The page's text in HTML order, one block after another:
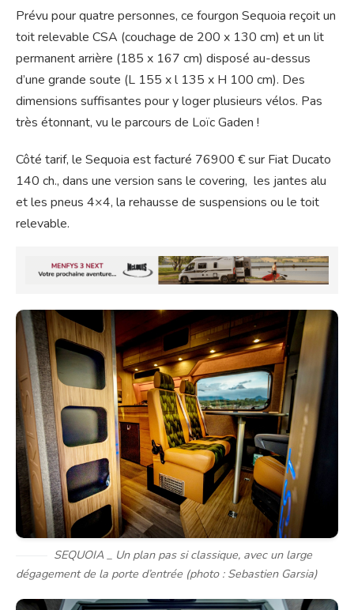
Prévu pour quatre personnes, ce fourgon Sequoia reçoit un
toit relevable CSA (couchage de 200 x 130 cm) et un lit
permanent arrière (185 x 167 cm) disposé au-dessus
d’une grande soute (L 155 x l 135 x H 100 cm). Des
dimensions suffisantes pour y loger plusieurs vélos. Pas
très étonnant, vu le parcours de Loïc Gaden !
Côté tarif, le Sequoia est facturé 76900 € sur Fiat Ducato
140 ch., dans une version sans le covering, les jantes alu
et les pneus 4×4, la rehausse de suspensions ou le toit
relevable.
SEQUOIA _ Un plan pas si classique, avec un large
dégagement de la porte d’entrée (photo : Sebastien Garsia)